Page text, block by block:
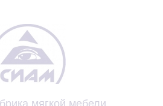
мягкой мебели